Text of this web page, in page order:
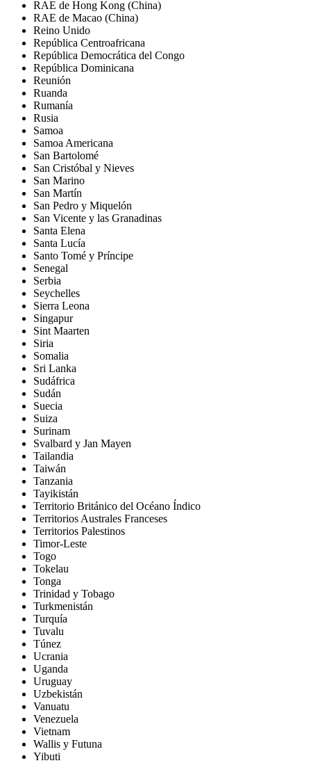
RAE de Hong Kong (China)
RAE de Macao (China)
Reino Unido
República Centroafricana
República Democrática del Congo
República Dominicana
Reunión
Ruanda
Rumanía
Rusia
Samoa
Samoa Americana
San Bartolomé
San Cristóbal y Nieves
San Marino
San Martín
San Pedro y Miquelón
San Vicente y las Granadinas
Santa Elena
Santa Lucía
Santo Tomé y Príncipe
Senegal
Serbia
Seychelles
Sierra Leona
Singapur
Sint Maarten
Siria
Somalia
Sri Lanka
Sudáfrica
Sudán
Suecia
Suiza
Surinam
Svalbard y Jan Mayen
Tailandia
Taiwán
Tanzania
Tayikistán
Territorio Británico del Océano Índico
Territorios Australes Franceses
Territorios Palestinos
Timor-Leste
Togo
Tokelau
Tonga
Trinidad y Tobago
Turkmenistán
Turquía
Tuvalu
Túnez
Ucrania
Uganda
Uruguay
Uzbekistán
Vanuatu
Venezuela
Vietnam
Wallis y Futuna
Yibuti